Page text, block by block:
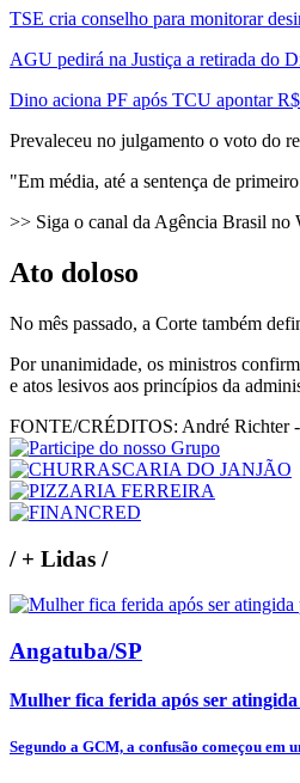
TSE cria conselho para monitorar
AGU pedirá na Justiça a retirada do
Dino aciona PF após TCU apontar
Prevaleceu no julgamento o voto do
"Em média, até a sentença de
>> Siga o canal da Agência Brasil no
Ato doloso
No mês passado, a Corte também
Por unanimidade, os ministros
e atos lesivos aos princípios da
FONTE/CRÉDITOS: André Richter
/+ Lidas /
Angatuba/SP
Mulher fica ferida após ser
Segundo a GCM, a confusão começou